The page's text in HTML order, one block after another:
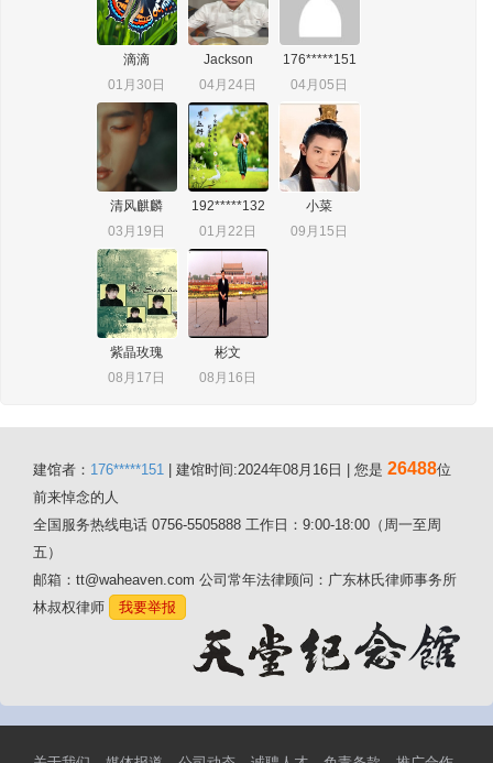
滴滴
01月30日
Jackson
04月24日
176*****151
04月05日
清风麒麟
03月19日
192*****132
01月22日
小菜
09月15日
紫晶玫瑰
08月17日
彬文
08月16日
建馆者： 176*****151 | 建馆时间:2024年08月16日 | 您是 26488位
前来悼念的人
全国服务热线电话 0756-5505888 工作日：9:00-18:00（周一至周
五）
邮箱：tt@waheaven.com 公司常年法律顾问：广东林氏律师事务所
林叔权律师
我要举报